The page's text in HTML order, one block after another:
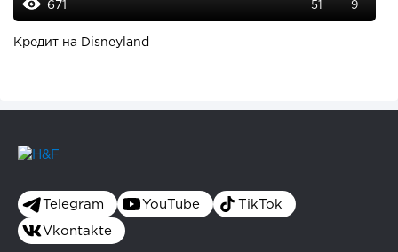
671 51 9
Кредит на Disneyland
Telegram YouTube TikTok
Vkontakte